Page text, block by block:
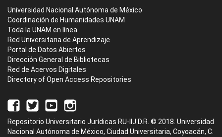
Universidad Nacional Autónoma de México
Coordinación de Humanidades UNAM
Toda la UNAM en línea
Red Universitaria de Aprendizaje
Portal de Datos Abiertos
Dirección General de Bibliotecas
Red de Acervos Digitales
Directory of Open Access Repositories
Repositorio Universitario Jurídicas RU-IIJ D.R. © 2018. Universidad
Nacional Autónoma de México, Ciudad Universitaria, Coyoacán, C.